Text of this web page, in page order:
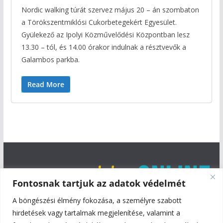
Fontosnak tartjuk az adatok védelmét
A böngészési élmény fokozása, a személyre szabott
hirdetések vagy tartalmak megjelenítése, valamint a
Nordic walking túrát szervez május 20 – án szombaton
a Törökszentmiklósi Cukorbetegekért Egyesület.
Gyülekező az Ipolyi Közművelődési Központban lesz
13.30 – tól, és 14.00 órakor indulnak a résztvevők a
Galambos parkba.
Read More